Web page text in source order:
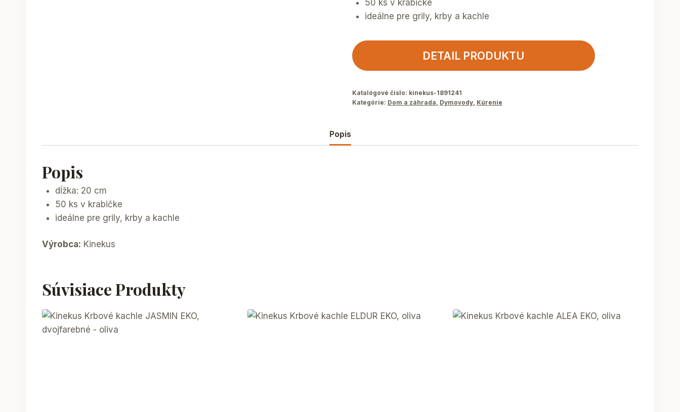
50 ks v krabičke
ideálne pre grily, krby a kachle
DETAIL PRODUKTU
Katalógové číslo: kinekus-1891241
Kategórie: Dom a záhrada, Dymovody, Kúrenie
Popis
Popis
dĺžka: 20 cm
50 ks v krabičke
ideálne pre grily, krby a kachle
Výrobca: Kinekus
Súvisiace Produkty